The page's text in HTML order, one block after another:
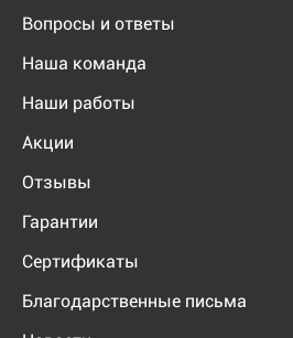
Вопросы и ответы
Наша команда
Наши работы
Акции
Отзывы
Гарантии
Сертификаты
Благодарственные письма